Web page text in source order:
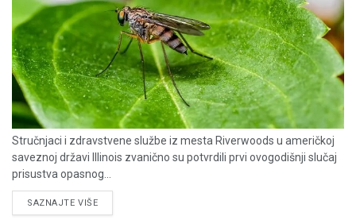
Stručnjaci i zdravstvene službe iz mesta Riverwoods u američkoj
saveznoj državi Illinois zvanično su potvrdili prvi ovogodišnji slučaj
prisustva opasnog...
SAZNAJTE VIŠEDETAILS